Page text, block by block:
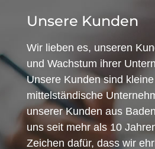
Unsere Kunden
Wir lieben es, unseren
und Wachstum ihrer
Unsere Kunden sind
mittelständische
unserer Kunden aus
uns seit mehr als 10
Zeichen dafür, dass wir